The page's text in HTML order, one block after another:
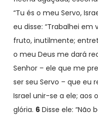
“Tu és o meu Servo,
eu disse: “Trabalhei
fruto, inutilmente;
o meu Deus me dará
Senhor – ele que me
ser seu Servo – que eu
Israel unir-se a ele; aos
glória. 6 Disse ele: “Não